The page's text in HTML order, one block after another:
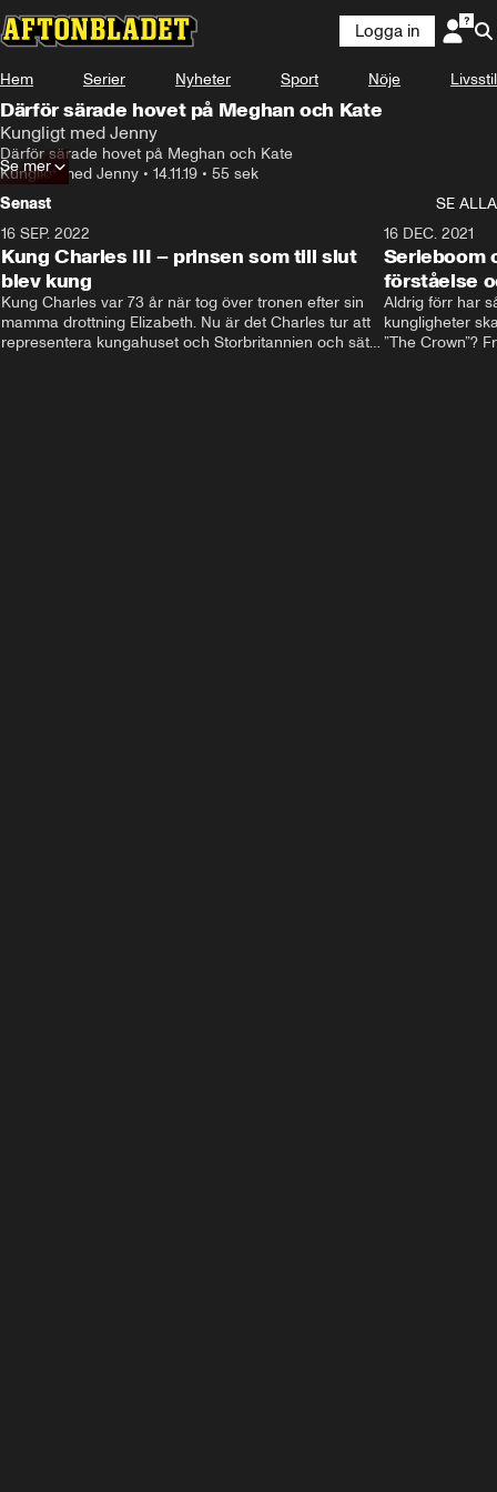
Logga in
Hem Serier Nyheter Sport Nöje Livsstil
Därför särade hovet på Meghan och Kate
Kungligt med Jenny
Därför särade hovet på Meghan och Kate
Kungligt med Jenny • 14.11.19 • 55 sek
Se mer
Senast
SE ALLA
16 SEP. 2022
Kung Charles III – prinsen som till slut
blev kung
Kung Charles var 73 år när tog över tronen efter sin
mamma drottning Elizabeth. Nu är det Charles tur att
representera kungahuset och Storbritannien och sätta
16 DEC. 2021
Serieboom
förståelse
Aldrig förr har
kungligheter
”The Crown”?